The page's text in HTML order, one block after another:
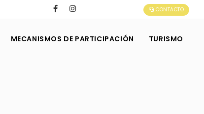
CONTACTO
MECANISMOS DE PARTICIPACIÓN TURISMO